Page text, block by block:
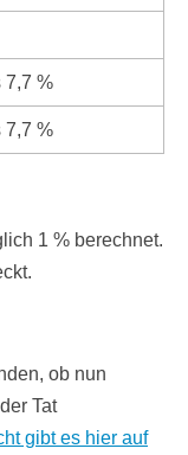
7,7 %
7,7 %
1 % berechnet.
ob nun
Tat
gibt es hier auf